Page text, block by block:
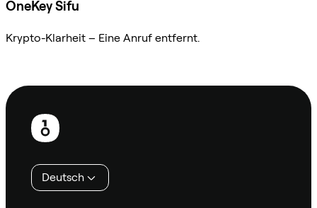
OneKey Sifu
Krypto-Klarheit – Eine Anruf entfernt.
Fußzeile
Deutsch